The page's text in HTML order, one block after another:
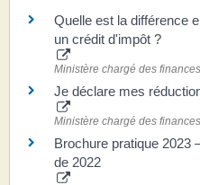
Quelle est la différence
un crédit d'impôt ?
Ministère chargé des finances
Je déclare mes
Ministère chargé des finances
Brochure pratique 2023
de 2022